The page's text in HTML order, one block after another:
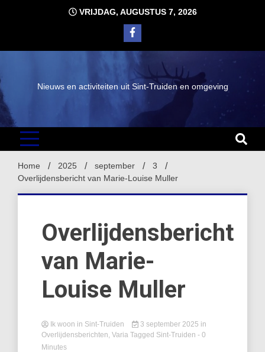
VRIJDAG, AUGUSTUS 7, 2026
Nieuws en activiteiten uit Sint-Truiden en omgeving
Home 2025 september
3
Overlijdensbericht van Marie-Louise Muller
Overlijdensbericht
van Marie-
Louise Muller
Ik woon in Sint-Truiden 3 september 2025 in
Overlijdensberichten, Varia Tagged Sint-Truiden - 0
Minutes